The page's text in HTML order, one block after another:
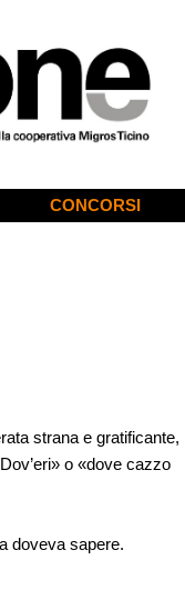
CONCORSI
strana e gratificante,
o «dove cazzo
doveva sapere.